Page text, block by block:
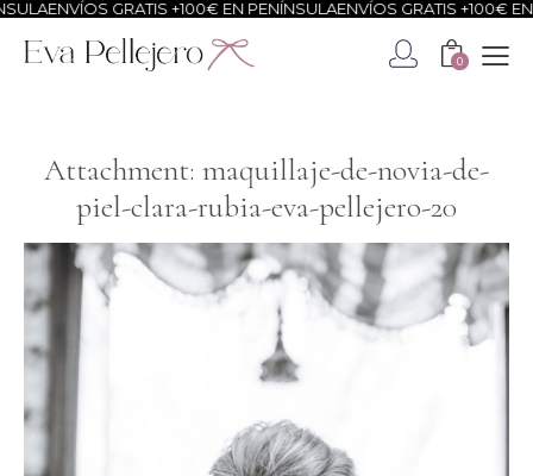
ENVÍOS GRATIS +100€ EN PENÍNSULAENVÍOS GRATIS +100€ EN
0
Attachment: maquillaje-de-novia-de-
piel-clara-rubia-eva-pellejero-20